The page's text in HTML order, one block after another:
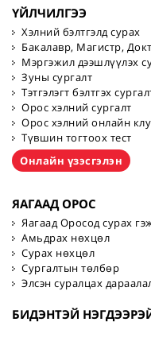
ҮЙЛЧИЛГЭЭ
Хэлний бэлтгэлд сурах
Бакалавр, Магистр,
Мэргэжил дээшлүүлэх
Зуны сургалт
Тэтгэлэгт бэлтгэх
Орос хэлний сургалт
Орос хэлний онлайн
Түвшин тогтоох тест
Онлайн үзэсгэлэн
ЯАГААД ОРОС
Яагаад Оросод сурах
Амьдрах нөхцөл
Сурах нөхцөл
Сургалтын төлбөр
Элсэн суралцах
БИДЭНТЭЙ